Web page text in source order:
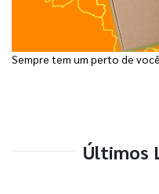
Sempre tem um perto de
Últimos